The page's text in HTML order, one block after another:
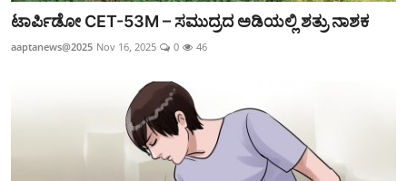
ಟಾರ್ಪಿಡೋ CET-53M – ಸಮುದ್ರದ ಅಡಿಯಲ್ಲಿ ಶತ್ರು ನಾಶಕ
aaptanews@2025 Nov 16, 2025 0 46